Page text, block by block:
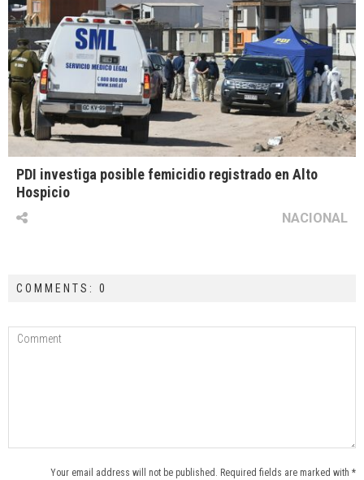
PDI investiga posible femicidio registrado en Alto
Hospicio
NACIONAL
COMMENTS: 0
Your email address will not be published. Required fields are marked with *